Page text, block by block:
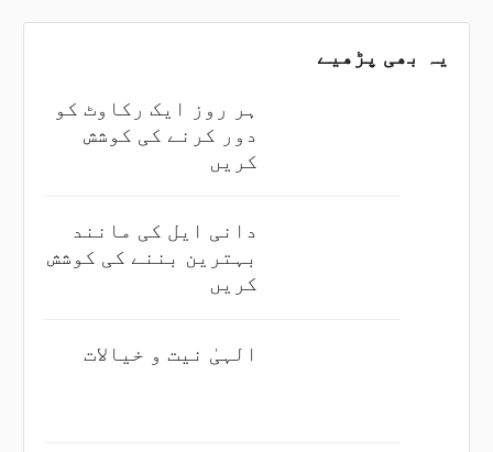
یہ بھی پڑھیے
ہر روز ایک رکاوٹ کو
دور کرنے کی کوشش
کریں
دانی ایل کی مانند
بہترین بننے کی کوشش
کریں
الہیٰ نیت و خیالات